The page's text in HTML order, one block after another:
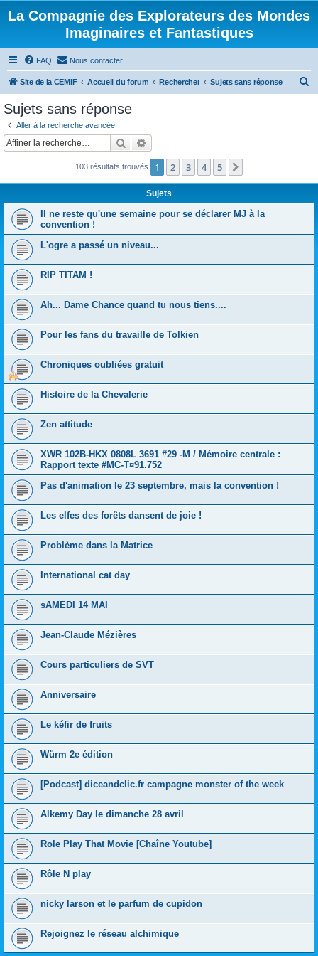
La Compagnie des Explorateurs des Mondes
Imaginaires et Fantastiques
FAQ Nous contacter
Site de la CEMIF Accueil du forum Rechercher Sujets sans réponse
c
r
Sujets sans réponse
Aller à la recherche avancée
Rechercher
103 résultats trouvés 1 2 3 4 5
Sujets
Il ne reste qu'une semaine pour se déclarer MJ à la
convention !
L'ogre a passé un niveau...
RIP TITAM !
Ah... Dame Chance quand tu nous tiens....
Pour les fans du travaille de Tolkien
Chroniques oubliées gratuit
Histoire de la Chevalerie
Zen attitude
XWR 102B-HKX 0808L 3691 #29 -M / Mémoire centrale :
Rapport texte #MC-T¤91.752
Pas d'animation le 23 septembre, mais la convention !
Les elfes des forêts dansent de joie !
Problème dans la Matrice
International cat day
sAMEDI 14 MAI
Jean-Claude Mézières
Cours particuliers de SVT
Anniversaire
Le kéfir de fruits
Würm 2e édition
[Podcast] diceandclic.fr campagne monster of the week
Alkemy Day le dimanche 28 avril
Role Play That Movie [Chaîne Youtube]
Rôle N play
nicky larson et le parfum de cupidon
Rejoignez le réseau alchimique